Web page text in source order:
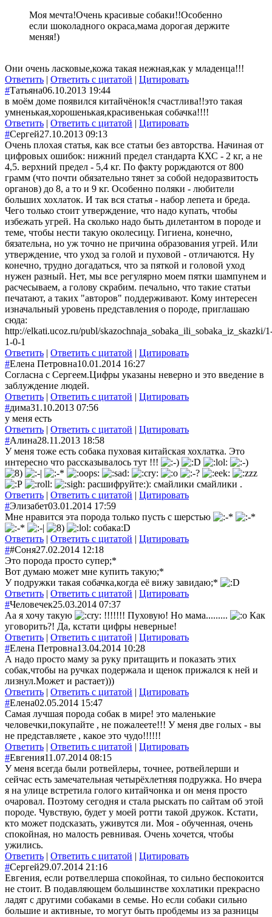
Моя мечта!Очень красивые собаки!!Особенно
если шоколадного окраса,мама дорогая держите
меняя!)
Они очень ласковые,кожа такая нежная,как у младенца!!!
Ответить | Ответить с цитатой | Цитировать
#Татьяна06.10.2013 19:44
в моём доме появился китайчёнок!я счастлива!!это такая
умненькая,хорошенькая,красивенькая собачка!!!!
Ответить | Ответить с цитатой | Цитировать
#Сергей27.10.2013 09:13
Очень плохая статья, как все статьи без авторства. Начиная от
цифровых ошибок: нижний предел стандарта КХС - 2 кг, а не
4,5. верхний предел - 5,4 кг. По факту рорждаются от 800
грамм (что почти обязательно тянет за собой недоразвитость
органов) до 8, а то и 9 кг. Особенно поляки - любители
больших хохлаток. И так вся статья - набор лепета и бреда.
Чего только стоит утверждение, что надо купать, чтобы
избежать угрей. На сколько надо быть дилетантом в породе и
теме, чтобы нести такую околесицу. Гигиена, конечно,
бязательна, но уж точно не причина образования угрей. Или
утверждение, что уход за голой и пуховой - отличаются. Ну
конечно, трудно догадаться, что за пяткой и головой уход
нужен разный. Нет, мы все регулярно моем пятки шампунем и
расчесываем, а голову скрабим. печально, что такие статьи
печатают, а таких "авторов" поддерживают. Кому интересен
изначальный уровень представления о породе, приглашаю
сюда:
http://elkati.ucoz.ru/publ/skazochnaja_sobaka_ili_sobaka_iz_skazki/
1-0-1
Ответить | Ответить с цитатой | Цитировать
#Елена Петровна10.01.2014 16:27
Согласна с Сергеем.Цифры указаны неверно и это введение в
заблуждение людей.
Ответить | Ответить с цитатой | Цитировать
#дима31.10.2013 07:56
у меня есть
Ответить | Ответить с цитатой | Цитировать
#Алина28.11.2013 18:58
У меня тоже есть собака пуховая китайская хохлатка. Это
интересно что рассказывалось тут !!!
расшифруйте:): смайлики смайлики .
Ответить | Ответить с цитатой | Цитировать
#Элизабет03.01.2014 17:59
Мне нравится эта порода только пусть с шерстью
собака:D
Ответить | Ответить с цитатой | Цитировать
##Соня27.02.2014 12:18
Это порода просто супер;*
Вот думаю может мне купить такую;*
У подружки такая собачка,когда её вижу завидаю;*
Ответить | Ответить с цитатой | Цитировать
#Человечек25.03.2014 07:37
Аа я хочу такую
!!!!!!! Пуховую! Но мама.........
Как
уговорить?! Да, кстати цифры неверные!
Ответить | Ответить с цитатой | Цитировать
#Елена Петровна13.04.2014 10:28
А надо просто маму за руку притащить и показать этих
собак,чтобы на ручках подержала и щенок прижался к ней и
лизнул.Может и растает)))
Ответить | Ответить с цитатой | Цитировать
#Елена02.05.2014 15:47
Самая лучшая порода собак в мире! это маленькие
человечки,покупайте , не пожалеете!!! У меня две голых - вы
не представляете , какое это чудо!!!!!!
Ответить | Ответить с цитатой | Цитировать
#Евгения11.07.2014 08:15
У меня всегда были ротвейлеры, точнее, ротвейлерши и
сейчас есть замечательная четырёхлетняя подружка. Но вчера
я на улице встретила голого китайчонка и он меня просто
очаровал. Поэтому сегодня и стала рыскать по сайтам об этой
породе. Чувствую, будет у моей ротти такой дружок. Кстати,
кто может подсказать, уживутся ли. Моя - обученная, очень
спокойная, но малость ревнивая. Очень хочется, чтобы
ужились.
Ответить | Ответить с цитатой | Цитировать
#Сергей29.07.2014 21:16
Евгения, если ротвеллерша спокойная, то сильно беспокоится
не стоит. В подавляющем большинстве хохлатики прекрасно
ладят с другими собаками в семье. Но если собаки сильно
большие и активные, то могут быть пробдемы из за разницы